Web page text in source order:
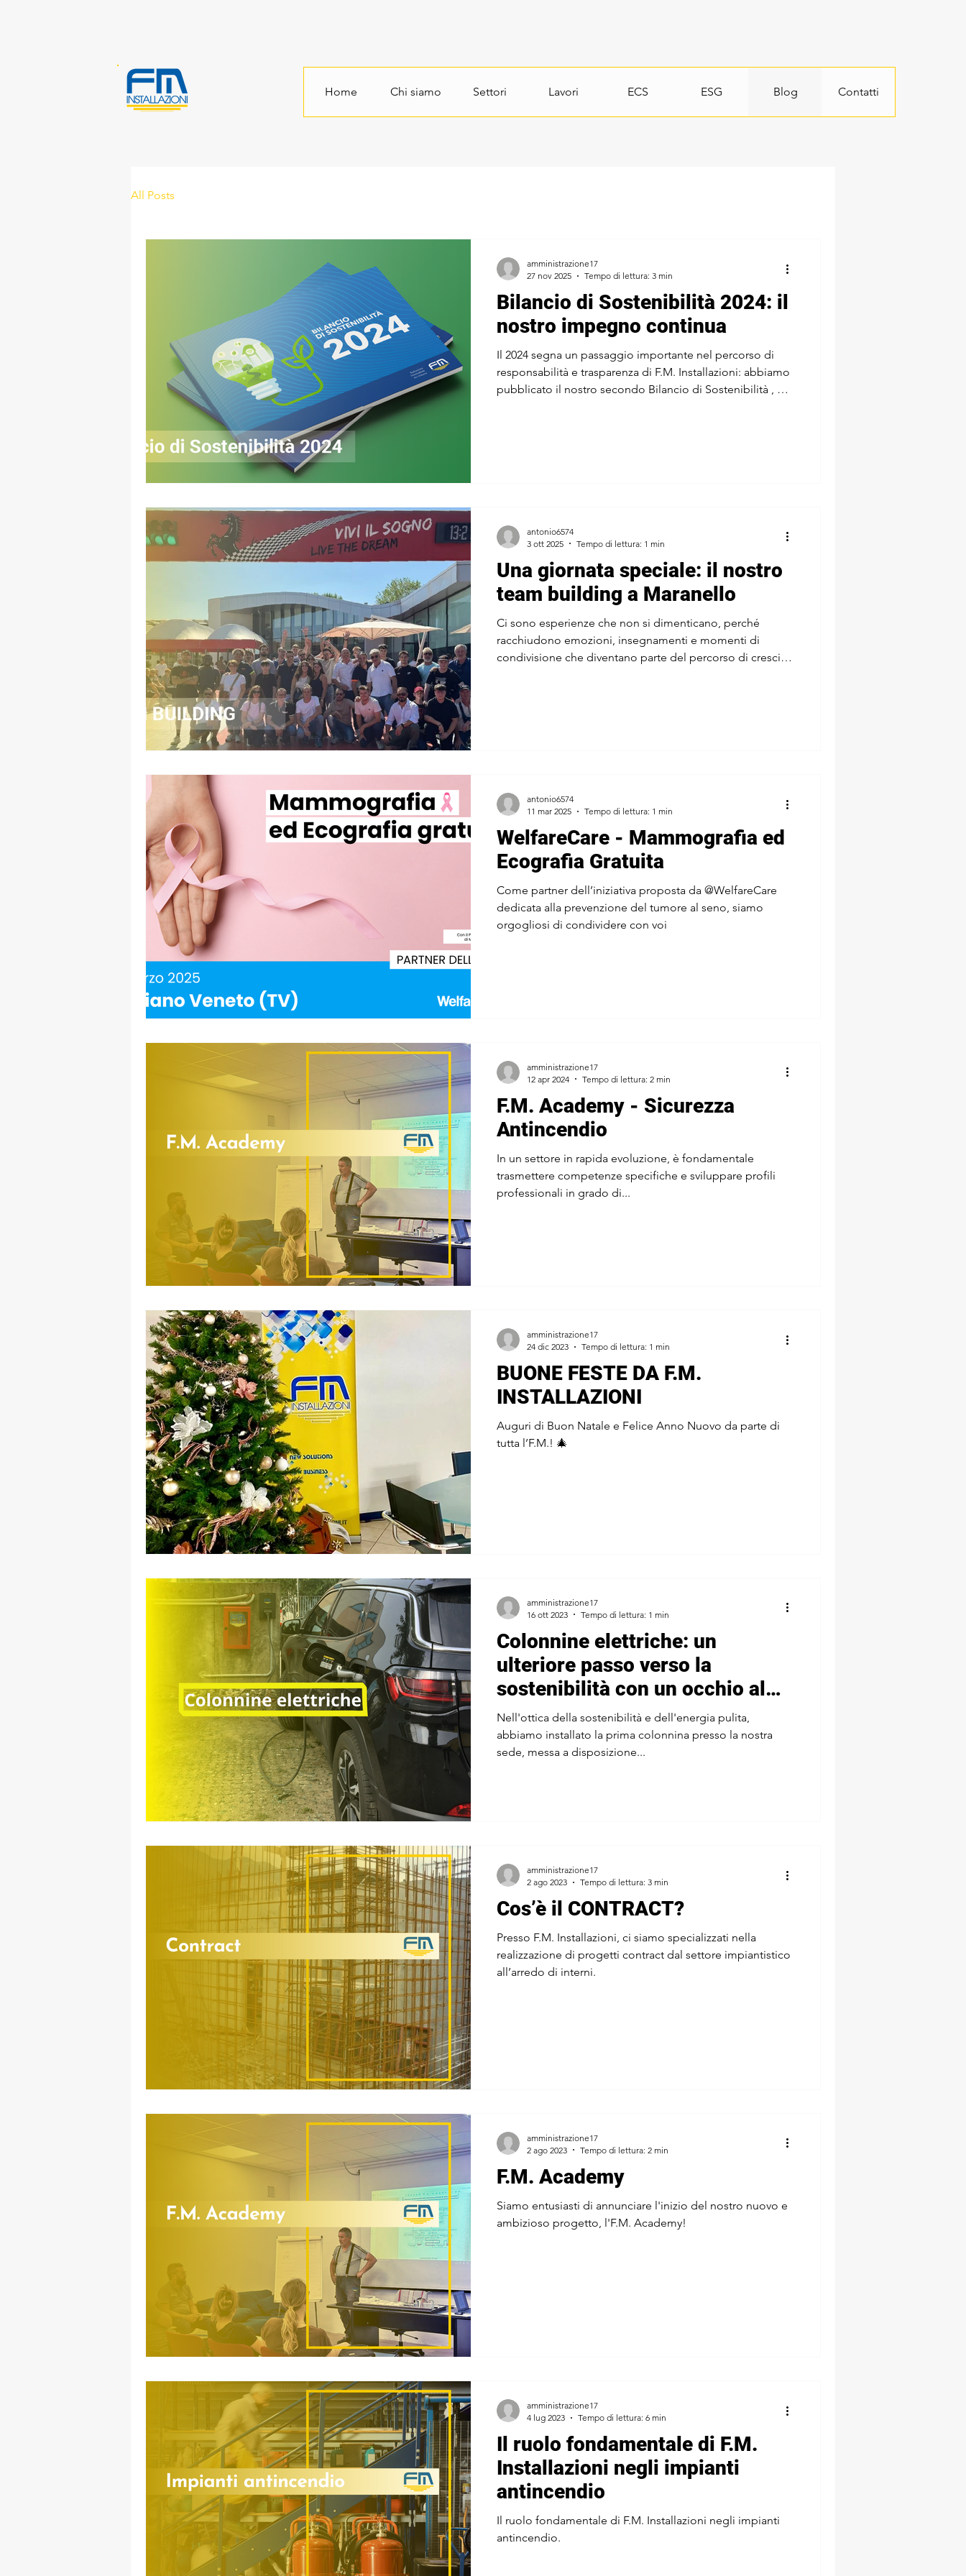
Home Chi siamo Settori Lavori ECS ESG Blog Contatti
All Posts
Bilancio di Sostenibilità 2024: il
nostro impegno continua
Il 2024 segna un passaggio importante nel percorso di
responsabilità e trasparenza di F.M. Installazioni: abbiamo
pubblicato il nostro secondo Bilancio di Sostenibilità , un
amministrazione17
27 nov 2025
Tempo di lettura: 3 min
Una giornata speciale: il nostro
team building a Maranello
Ci sono esperienze che non si dimenticano, perché
racchiudono emozioni, insegnamenti e momenti di
condivisione che diventano parte del percorso di crescita
antonio6574
3 ott 2025
Tempo di lettura: 1 min
WelfareCare - Mammografia ed
Ecografia Gratuita
Come partner dell’iniziativa proposta da @WelfareCare
dedicata alla prevenzione del tumore al seno, siamo
orgogliosi di condividere con voi
antonio6574
11 mar 2025
Tempo di lettura: 1 min
F.M. Academy - Sicurezza
Antincendio
In un settore in rapida evoluzione, è fondamentale
trasmettere competenze specifiche e sviluppare profili
professionali in grado di...
amministrazione17
12 apr 2024
Tempo di lettura: 2 min
BUONE FESTE DA F.M.
INSTALLAZIONI
Auguri di Buon Natale e Felice Anno Nuovo da parte di
tutta l’F.M.! 🎄
amministrazione17
24 dic 2023
Tempo di lettura: 1 min
Colonnine elettriche: un
ulteriore passo verso la
sostenibilità con un occhio al
nostro pianeta
Nell'ottica della sostenibilità e dell'energia pulita,
abbiamo installato la prima colonnina presso la nostra
sede, messa a disposizione...
amministrazione17
16 ott 2023
Tempo di lettura: 1 min
Cos’è il CONTRACT?
Presso F.M. Installazioni, ci siamo specializzati nella
realizzazione di progetti contract dal settore impiantistico
all’arredo di interni.
amministrazione17
2 ago 2023
Tempo di lettura: 3 min
F.M. Academy
Siamo entusiasti di annunciare l'inizio del nostro nuovo e
ambizioso progetto, l'F.M. Academy!
amministrazione17
2 ago 2023
Tempo di lettura: 2 min
Il ruolo fondamentale di F.M.
Installazioni negli impianti
antincendio
Il ruolo fondamentale di F.M. Installazioni negli impianti
antincendio.
amministrazione17
4 lug 2023
Tempo di lettura: 6 min